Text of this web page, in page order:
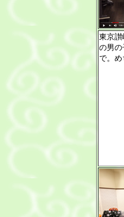
東京讃
の男
で。め